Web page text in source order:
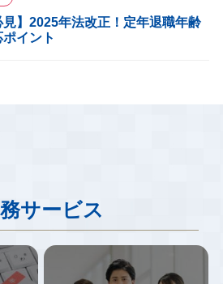
見】2025年法改正！定年退職年齢
イント
サービス